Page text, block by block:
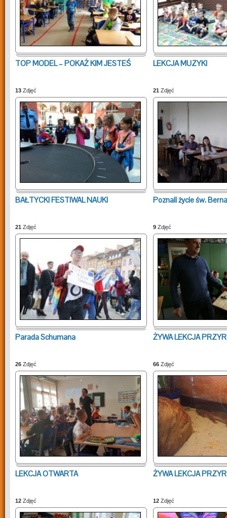
TOP MODEL – POKAŻ KIM JESTEŚ
13 Zdjęć
LEKCJA MUZYKI
21 Zdjęć
BAŁTYCKI FESTIWAL NAUKI
21 Zdjęć
Poznali życie św.
9 Zdjęć
Parada Schumana
26 Zdjęć
ŻYWA LEKCJA
66 Zdjęć
LEKCJA OTWARTA
12 Zdjęć
ŻYWA LEKCJA
12 Zdjęć